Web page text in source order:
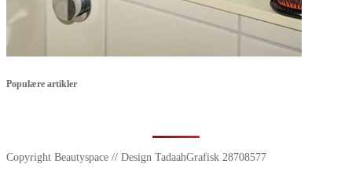
Populære artikler
Copyright Beautyspace // Design TadaahGrafisk 28708577